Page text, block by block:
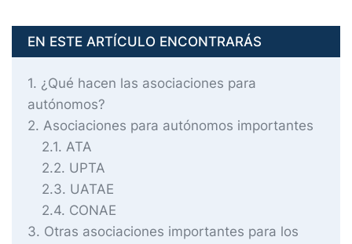
EN ESTE ARTÍCULO ENCONTRARÁS
1 ¿Qué hacen las asociaciones para
autónomos?
2 Asociaciones para autónomos importantes
2.1 ATA
2.2 UPTA
2.3 UATAE
2.4 CONAE
3 Otras asociaciones importantes para los